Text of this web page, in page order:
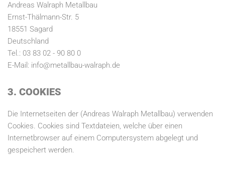
Andreas Walraph Metallbau
Ernst-Thälmann-Str. 5
18551 Sagard
Deutschland
Tel.: 03 83 02 - 90 80 0
E-Mail: info@metallbau-walraph.de
3. COOKIES
Die Internetseiten der (Andreas Walraph Metallbau) verwenden
Cookies. Cookies sind Textdateien, welche über einen
Internetbrowser auf einem Computersystem abgelegt und
gespeichert werden.